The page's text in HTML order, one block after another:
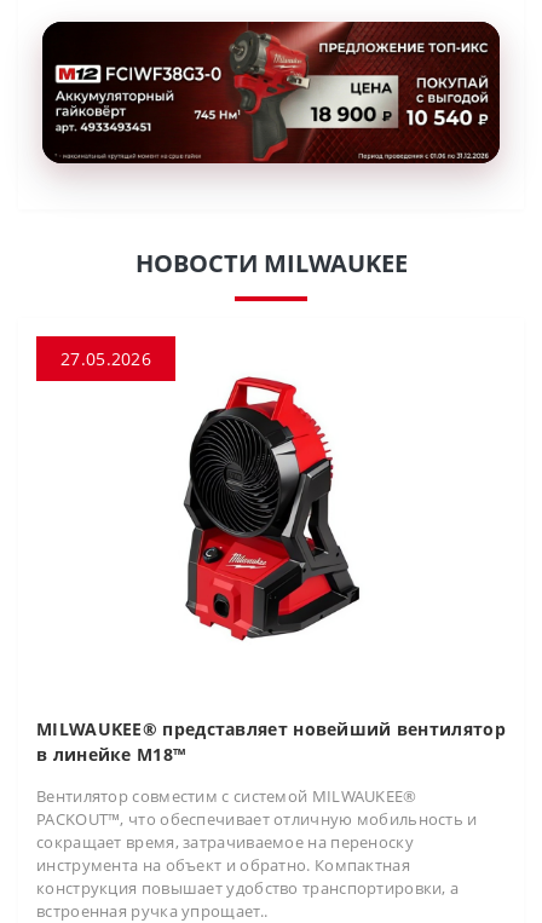
НОВОСТИ MILWAUKEE
27.05.2026
MILWAUKEE® представляет новейший вентилятор
в линейке M18™
Вентилятор совместим с системой MILWAUKEE®
PACKOUT™, что обеспечивает отличную мобильность и
сокращает время, затрачиваемое на переноску
инструмента на объект и обратно. Компактная
конструкция повышает удобство транспортировки, а
встроенная ручка упрощает..